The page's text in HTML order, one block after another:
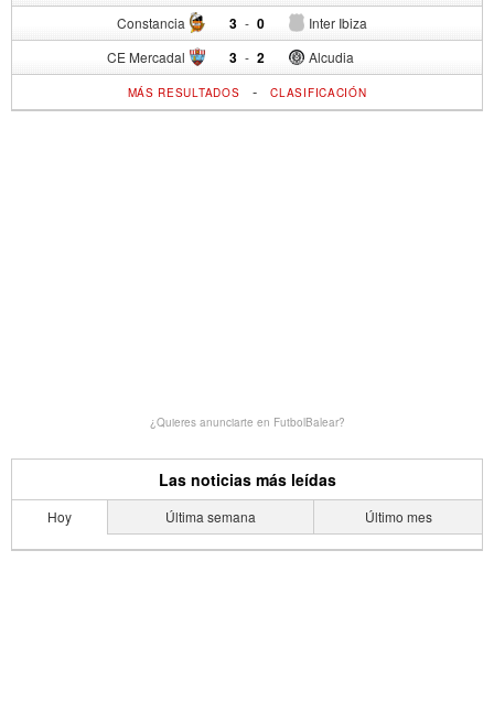
Constancia 3 - Inter Ibiza
0
CE Mercadal 3 - Alcudia
2
MÁS RESULTADOS -CLASIFICACIÓN
¿Quieres anunciarte en FutbolBalear?
Las noticias más leídas
Hoy Última semana Último mes